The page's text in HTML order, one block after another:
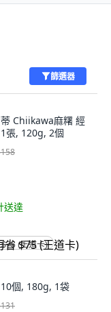
篩選器
Chiikawa麻糬 經
張, 120g, 2個
送達
(王道卡)
個, 180g, 1袋